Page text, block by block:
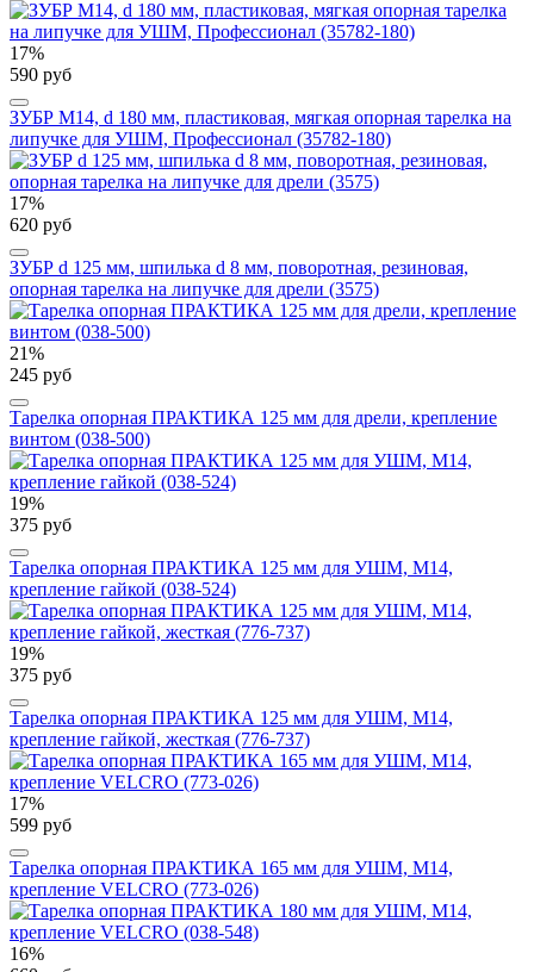
17%
590 руб
ЗУБР М14, d 180 мм, пластиковая, мягкая опорная тарелка на
липучке для УШМ, Профессионал (35782-180)
17%
620 руб
ЗУБР d 125 мм, шпилька d 8 мм, поворотная, резиновая,
опорная тарелка на липучке для дрели (3575)
21%
245 руб
Тарелка опорная ПРАКТИКА 125 мм для дрели, крепление
винтом (038-500)
19%
375 руб
Тарелка опорная ПРАКТИКА 125 мм для УШМ, М14,
крепление гайкой (038-524)
19%
375 руб
Тарелка опорная ПРАКТИКА 125 мм для УШМ, М14,
крепление гайкой, жесткая (776-737)
17%
599 руб
Тарелка опорная ПРАКТИКА 165 мм для УШМ, М14,
крепление VELCRO (773-026)
16%